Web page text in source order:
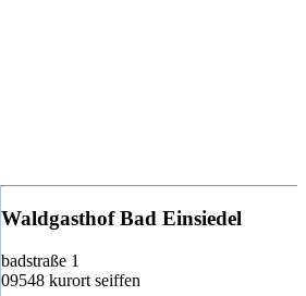
Waldgasthof Bad Einsiedel
badstraße 1
09548 kurort seiffen